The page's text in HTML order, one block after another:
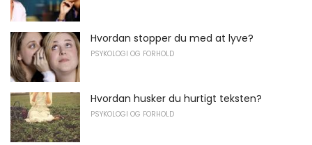
Hvordan stopper du med at lyve?
PSYKOLOGI OG FORHOLD
Hvordan husker du hurtigt teksten?
PSYKOLOGI OG FORHOLD